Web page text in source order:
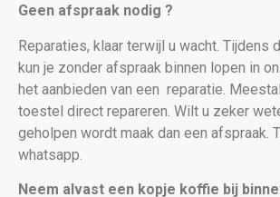
Geen afspraak nodig ?
Reparaties, klaar terwijl u wacht. Tijdens
kun je zonder afspraak binnen lopen in
het aanbieden van een reparatie.
toestel direct repareren. Wilt u zeker
geholpen wordt maak dan een afspraak.
whatsapp.
Neem alvast een kopje koffie bij